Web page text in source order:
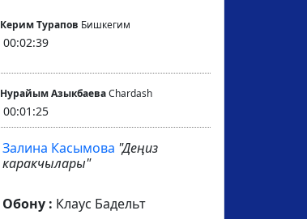
Керим Турапов Бишкегим
00:02:39
Нурайым АзыкбаеваChardash
00:01:25
Залина Касымова "Деңиз
каракчылары"
Обону : Клаус Бадельт